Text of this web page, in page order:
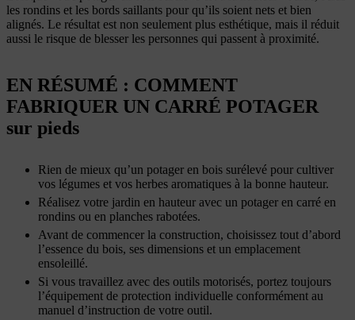
les rondins et les bords saillants pour qu’ils soient nets et bien
alignés. Le résultat est non seulement plus esthétique, mais il réduit
aussi le risque de blesser les personnes qui passent à proximité.
EN RÉSUMÉ : COMMENT
FABRIQUER UN CARRÉ POTAGER
sur pieds
Rien de mieux qu’un potager en bois surélevé pour cultiver
vos légumes et vos herbes aromatiques à la bonne hauteur.
Réalisez votre jardin en hauteur avec un potager en carré en
rondins ou en planches rabotées.
Avant de commencer la construction, choisissez tout d’abord
l’essence du bois, ses dimensions et un emplacement
ensoleillé.
Si vous travaillez avec des outils motorisés, portez toujours
l’équipement de protection individuelle conformément au
manuel d’instruction de votre outil.